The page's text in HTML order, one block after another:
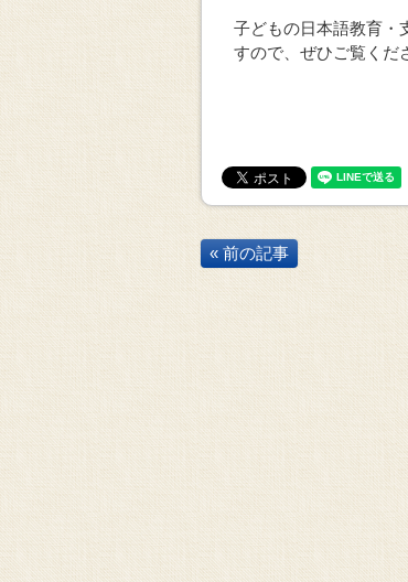
子どもの日本語教育・
すので、ぜひご覧くだ
« 前の記事